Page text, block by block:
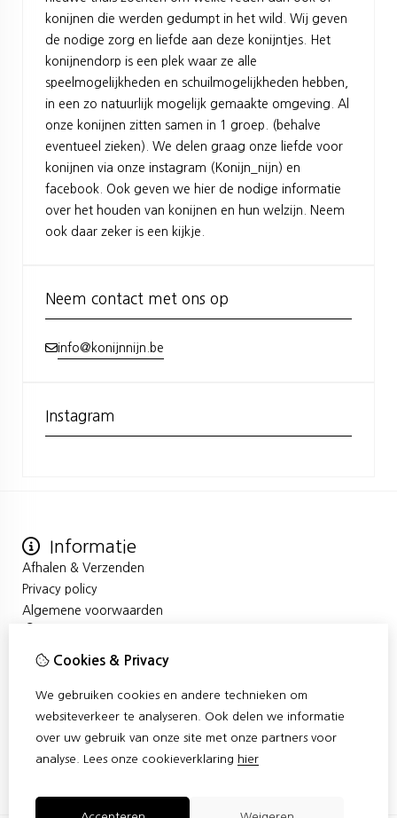
konijnen die werden gedumpt in het wild. Wij geven
de nodige zorg en liefde aan deze konijntjes. Het
konijnendorp is een plek waar ze alle
speelmogelijkheden en schuilmogelijkheden hebben,
in een zo natuurlijk mogelijk gemaakte omgeving. Al
onze konijnen zitten samen in 1 groep. (behalve
eventueel zieken). We delen graag onze liefde voor
konijnen via onze instagram (Konijn_nijn) en
facebook. Ook geven we hier de nodige informatie
over het houden van konijnen en hun welzijn. Neem
ook daar zeker is een kijkje.
Neem contact met ons op
info@konijnnijn.be
Instagram
Informatie
Afhalen & Verzenden
Privacy policy
Algemene voorwaarden
Inloggen
Verlanglijst
Klantenservice
Contact
Sitemap
Cookies & Privacy
We gebruiken cookies en andere technieken om
websiteverkeer te analyseren. Ook delen we informatie
over uw gebruik van onze site met onze partners voor
analyse.
Lees onze cookieverklaring hier